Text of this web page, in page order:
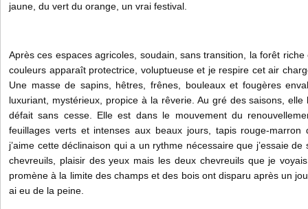
jaune, du vert du orange, un vrai festival.
Après ces espaces agricoles, soudain, sans transition, la forêt
couleurs apparaît protectrice, voluptueuse et je respire cet air
Une masse de sapins, hêtres, frênes, bouleaux et fougères
luxuriant, mystérieux, propice à la rêverie. Au gré des saisons,
défait sans cesse. Elle est dans le mouvement du
feuillages verts et intenses aux beaux jours, tapis rouge-marron
j’aime cette déclinaison qui a un rythme nécessaire que j’essaie de
chevreuils, plaisir des yeux mais les deux chevreuils que je
promène à la limite des champs et des bois ont disparu après un
ai eu de la peine.